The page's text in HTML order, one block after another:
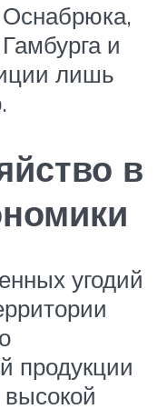
и
лишь
в
угодий
продукции